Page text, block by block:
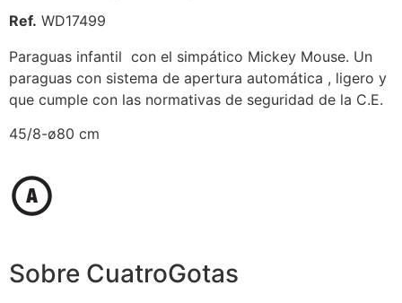
Ref. WD17499
Paraguas infantil con el simpático Mickey Mouse. Un
paraguas con sistema de apertura automática , ligero y
que cumple con las normativas de seguridad de la C.E.
45/8-ø80 cm
Sobre CuatroGotas